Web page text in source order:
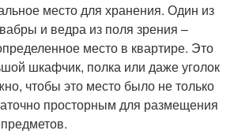
место для хранения. Один из
и ведра из поля зрения –
место в квартире. Это
шкафчик, полка или даже уголок
чтобы это место было не только
просторным для размещения